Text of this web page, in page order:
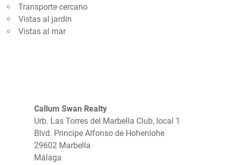
Transporte cercano
Vistas al jardín
Vistas al mar
Callum Swan Realty
Urb. Las Torres del Marbella Club, local 1
Blvd. Principe Alfonso de Hohenlohe
29602 Marbella
Málaga